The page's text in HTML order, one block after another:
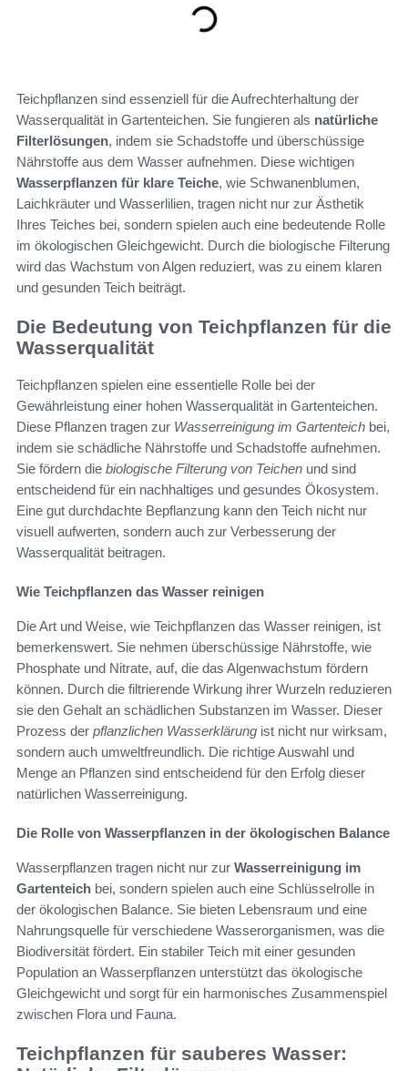
Teichpflanzen sind essenziell für die Aufrechterhaltung der
Wasserqualität in Gartenteichen. Sie fungieren als natürliche
Filterlösungen, indem sie Schadstoffe und überschüssige
Nährstoffe aus dem Wasser aufnehmen. Diese wichtigen
Wasserpflanzen für klare Teiche, wie Schwanenblumen,
Laichkräuter und Wasserlilien, tragen nicht nur zur Ästhetik
Ihres Teiches bei, sondern spielen auch eine bedeutende Rolle
im ökologischen Gleichgewicht. Durch die biologische Filterung
wird das Wachstum von Algen reduziert, was zu einem klaren
und gesunden Teich beiträgt.
Die Bedeutung von Teichpflanzen für die
Wasserqualität
Teichpflanzen spielen eine essentielle Rolle bei der
Gewährleistung einer hohen Wasserqualität in Gartenteichen.
Diese Pflanzen tragen zur Wasserreinigung im Gartenteich bei,
indem sie schädliche Nährstoffe und Schadstoffe aufnehmen.
Sie fördern die biologische Filterung von Teichen und sind
entscheidend für ein nachhaltiges und gesundes Ökosystem.
Eine gut durchdachte Bepflanzung kann den Teich nicht nur
visuell aufwerten, sondern auch zur Verbesserung der
Wasserqualität beitragen.
Wie Teichpflanzen das Wasser reinigen
Die Art und Weise, wie Teichpflanzen das Wasser reinigen, ist
bemerkenswert. Sie nehmen überschüssige Nährstoffe, wie
Phosphate und Nitrate, auf, die das Algenwachstum fördern
können. Durch die filtrierende Wirkung ihrer Wurzeln reduzieren
sie den Gehalt an schädlichen Substanzen im Wasser. Dieser
Prozess der pflanzlichen Wasserklärung ist nicht nur wirksam,
sondern auch umweltfreundlich. Die richtige Auswahl und
Menge an Pflanzen sind entscheidend für den Erfolg dieser
natürlichen Wasserreinigung.
Die Rolle von Wasserpflanzen in der ökologischen Balance
Wasserpflanzen tragen nicht nur zur Wasserreinigung im
Gartenteich bei, sondern spielen auch eine Schlüsselrolle in
der ökologischen Balance. Sie bieten Lebensraum und eine
Nahrungsquelle für verschiedene Wasserorganismen, was die
Biodiversität fördert. Ein stabiler Teich mit einer gesunden
Population an Wasserpflanzen unterstützt das ökologische
Gleichgewicht und sorgt für ein harmonisches Zusammenspiel
zwischen Flora und Fauna.
Teichpflanzen für sauberes Wasser: